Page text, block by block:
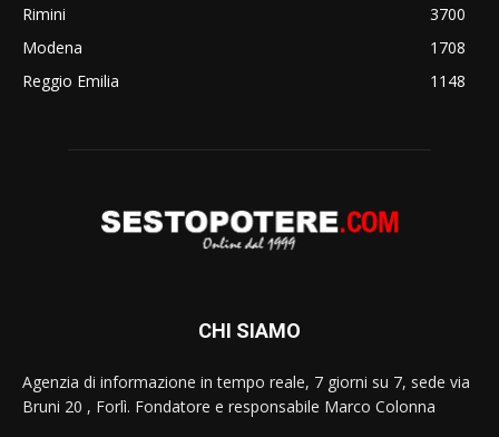
Rimini
3700
Modena
1708
Reggio Emilia
1148
CHI SIAMO
Agenzia di informazione in tempo reale, 7 giorni su 7, sede via
Bruni 20 , Forlì. Fondatore e responsabile Marco Colonna